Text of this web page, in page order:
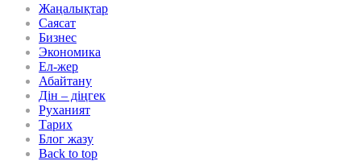
Жаңалықтар
Саясат
Бизнес
Экономика
Ел-жер
Абайтану
Дін – діңгек
Руханият
Тарих
Блог жазу
Back to top